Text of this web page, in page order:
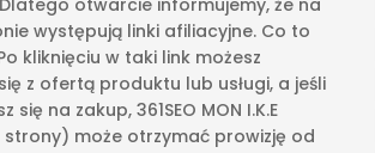
występują linki afiliacyjne. Co to
kliknięciu w taki link możesz
z ofertą produktu lub usługi, a jeśli
się na zakup, 361SEO MON I.K.E
strony) może otrzymać prowizję od